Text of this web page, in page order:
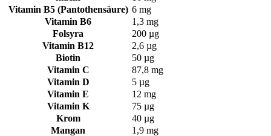
Vitamin B5 (Pantothensäure) 6 mg
Vitamin B6
1,3 mg
Folsyra
200 µg
Vitamin B12
2,6 µg
Biotin
50 µg
Vitamin C
87,8 mg
Vitamin D
5 µg
Vitamin E
12 mg
Vitamin K
75 µg
Krom
40 µg
Mangan
1,9 mg